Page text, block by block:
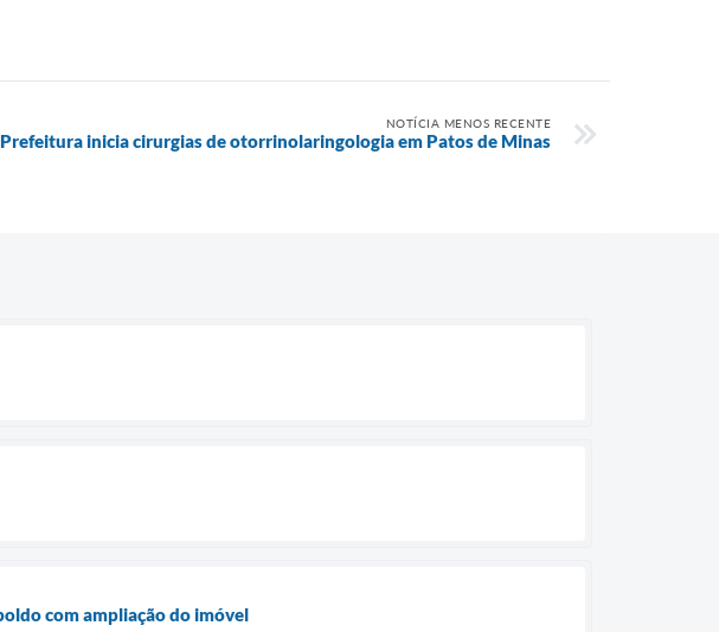
NOTÍCIA MENOS RECENTE
Prefeitura inicia cirurgias de otorrinolaringologia em Patos de Minas
com ampliação do imóvel